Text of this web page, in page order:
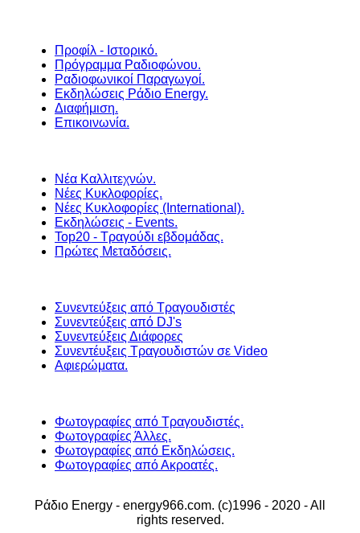
Προφίλ - Ιστορικό.
Πρόγραμμα Ραδιοφώνου.
Ραδιοφωνικοί Παραγωγοί.
Εκδηλώσεις Ράδιο Energy.
Διαφήμιση.
Επικοινωνία.
Νέα Καλλιτεχνών.
Νέες Κυκλοφορίες.
Νέες Κυκλοφορίες (International).
Εκδηλώσεις - Events.
Top20 - Τραγούδι εβδομάδας.
Πρώτες Μεταδόσεις.
Συνεντεύξεις από Τραγουδιστές
Συνεντεύξεις από DJ's
Συνεντεύξεις Διάφορες
Συνεντέυξεις Τραγουδιστών σε Video
Αφιερώματα.
Φωτογραφίες από Τραγουδιστές.
Φωτογραφίες Άλλες.
Φωτογραφίες από Εκδηλώσεις.
Φωτογραφίες από Ακροατές.
Ράδιο Energy - energy966.com. (c)1996 - 2020 - All
rights reserved.